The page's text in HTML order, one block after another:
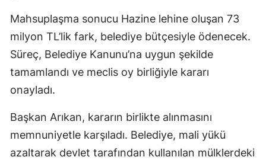
Mahsuplaşma sonucu Hazine lehine oluşan 73
milyon TL’lik fark, belediye bütçesiyle ödenecek.
Süreç, Belediye Kanunu’na uygun şekilde
tamamlandı ve meclis oy birliğiyle kararı
onayladı.
Başkan Arıkan, kararın birlikte alınmasını
memnuniyetle karşıladı. Belediye, mali yükü
azaltarak devlet tarafından kullanılan mülklerdeki